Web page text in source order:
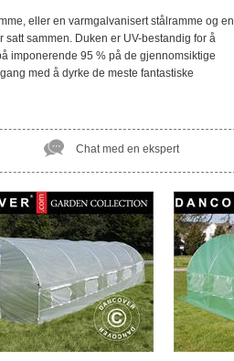
eller en varmgalvanisert stålramme og en
sammen. Duken er UV-bestandig for å
imponerende 95 % på de gjennomsiktige
med å dyrke de meste fantastiske
Chat med en ekspert